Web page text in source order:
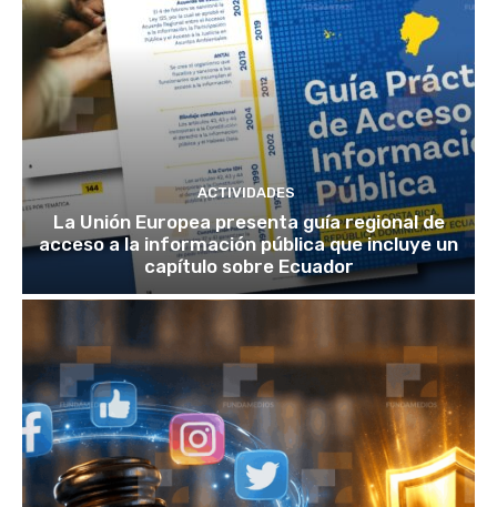
ACTIVIDADES
La Unión Europea presenta guía regional de
acceso a la información pública que incluye un
capítulo sobre Ecuador